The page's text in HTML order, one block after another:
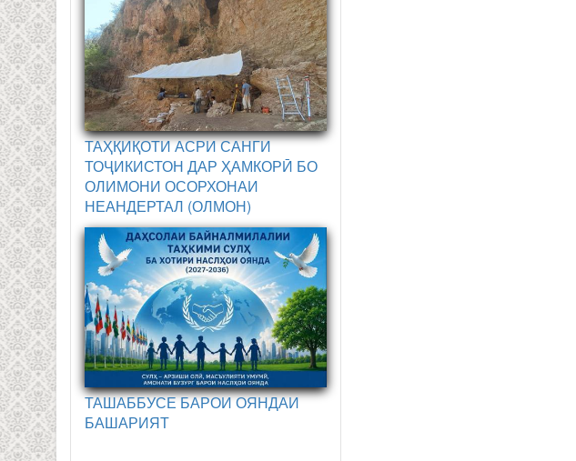
ТАҲҚИҚОТИ АСРИ САНГИ
ТОҶИКИСТОН ДАР ҲАМКОРӢ БО
ОЛИМОНИ ОСОРХОНАИ
НЕАНДЕРТАЛ (ОЛМОН)
ТАШАББУСЕ БАРОИ ОЯНДАИ
БАШАРИЯТ